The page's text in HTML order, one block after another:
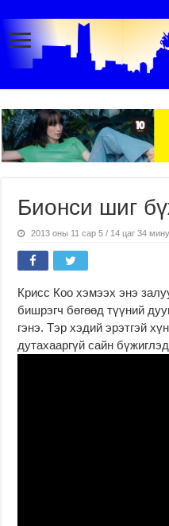
Бионси шиг
2013 оны 11 сар 5 / 14 цаг 34
Крисс Коо хэмээх энэ
бишрэгч бөгөөд түүний
гэнэ. Тэр хэдий эрэтгэй
дутахааргүй сайн